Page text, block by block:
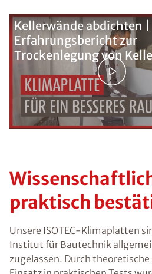
Kellerwände abdichten |
Erfahrungsbericht zur
Trockenlegung von
praktisch
Unsere ISOTEC-Klimaplatten
Institut für Bautechnik
zugelassen. Durch